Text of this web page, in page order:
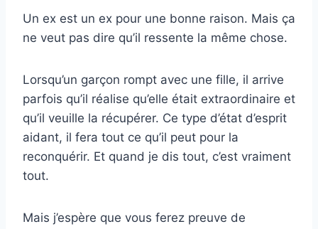
Un ex est un ex pour une bonne raison. Mais ça
ne veut pas dire qu’il ressente la même chose.
Lorsqu’un garçon rompt avec une fille, il arrive
parfois qu’il réalise qu’elle était extraordinaire et
qu’il veuille la récupérer. Ce type d’état d’esprit
aidant, il fera tout ce qu’il peut pour la
reconquérir. Et quand je dis tout, c’est vraiment
tout.
Mais j’espère que vous ferez preuve de